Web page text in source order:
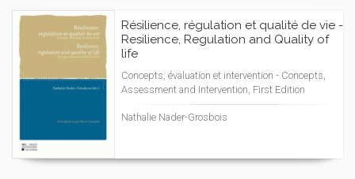
Résilience, régulation et qualité de vie -
Resilience, Regulation and Quality of
life
Concepts, évaluation et intervention - Concepts,
Assessment and Intervention, First Edition
Nathalie Nader-Grosbois